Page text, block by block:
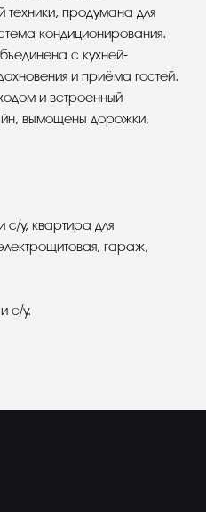
продумана для
кондиционирования.
с кухней-
и приёма гостей.
и встроенный
вымощены дорожки,
с/у, квартира для
гараж,
с/у.